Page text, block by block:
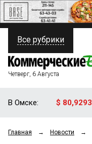
ПОЛИТИКА
ФИНАНСЫ
ОБЩЕСТВО
Все рубрики
Четверг, 6 Августа
В Омске: $ 80,9293
Главная → Новости →